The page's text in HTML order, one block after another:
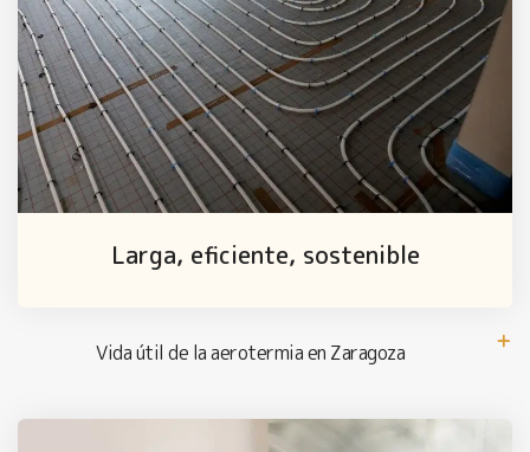
Larga, eficiente, sostenible
Vida útil de la aerotermia en Zaragoza